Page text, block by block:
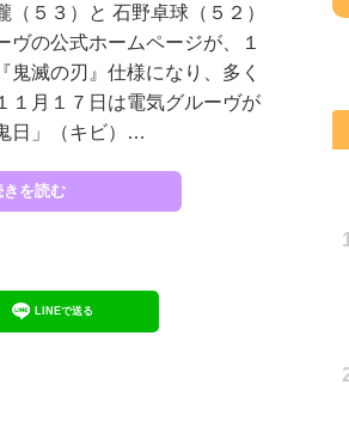
（５３）と 石野卓球（５２）
ヴの公式ホームページが、１
鬼滅の刃』仕様になり、多く
月１７日は電気グルーヴが
日」（キビ）…
きを読む
LINEで送る